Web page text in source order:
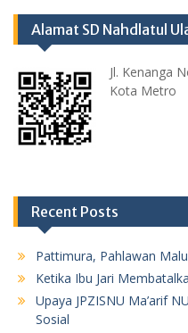
Alamat SD Nahdlatul
Jl. Kenanga
Kota Metro
Recent Posts
Pattimura, Pahlawan
Ketika Ibu Jari
Upaya JPZISNU Ma’arif
Sosial